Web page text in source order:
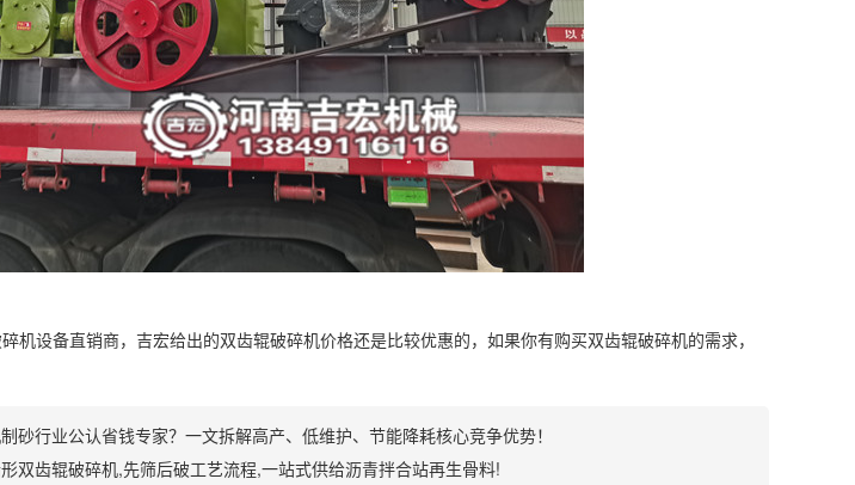
设备直销商，吉宏给出的双齿辊破碎机价格还是比较优惠的，如果你有购买双齿辊破碎机的需求，
砂行业公认省钱专家？一文拆解高产、低维护、节能降耗核心竞争优势！
双齿辊破碎机,先筛后破工艺流程,一站式供给沥青拌合站再生骨料!